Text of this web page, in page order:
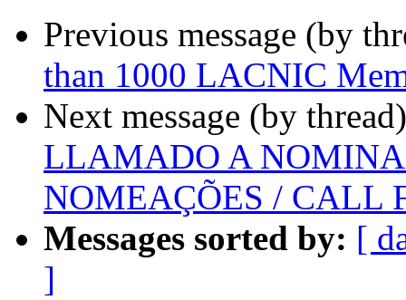
Previous message (by
than 1000 LACNIC
Next message (by
LLAMADO A
NOMEAÇÕES / CALL
Messages sorted by: [
]